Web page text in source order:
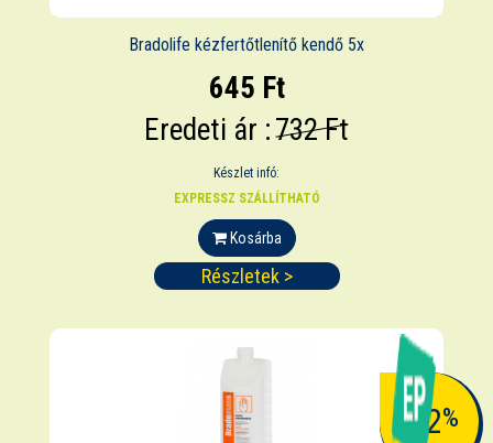
Bradolife kézfertőtlenítő kendő 5x
645 Ft
Eredeti ár :732 Ft
Készlet infó:
EXPRESSZ SZÁLLÍTHATÓ
Kosárba
Részletek >
-12%